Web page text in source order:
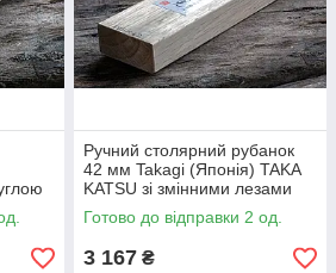
Ручний столярний рубанок
42 мм Takagi (Японія) TAKA
KATSU зі змінними лезами
Готово до відправки 2 од.
3 167 ₴